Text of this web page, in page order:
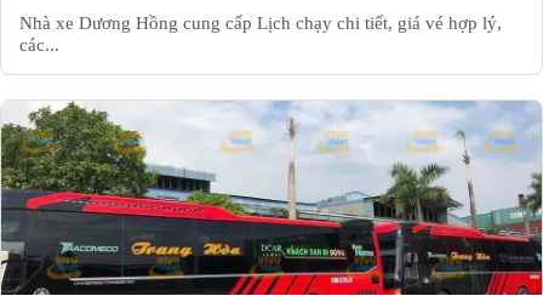
Nhà xe Dương Hồng cung cấp Lịch chạy chi tiết, giá vé hợp lý,
các...